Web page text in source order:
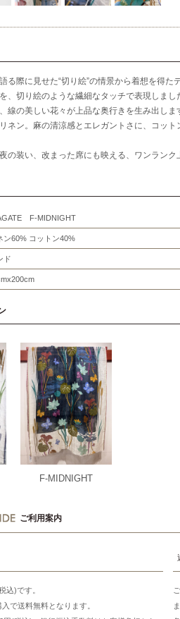
る際に見せた“切り絵”の情景から着想を得た
を、切り絵のような繊細なタッチで表現しま
線の美しい花々が上品な奥行きを生み出し
ネン。麻の清涼感とエレガントさに、コッ
の装い、改まった席にも映える、ワンランク
F-MIDNIGHT
ン60% コットン40%
ド
F-MIDNIGHT
ご利用案内
込)です。
で送料無料となります。